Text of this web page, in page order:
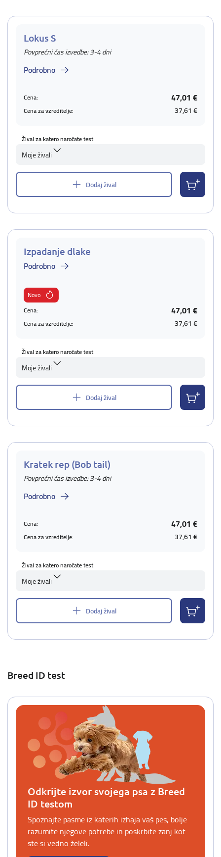
Lokus S
Povprečni čas izvedbe: 3-4 dni
Podrobno
Cena: 47,01 €
Cena za vzreditelje: 37,61 €
Žival za katero naročate test
Moje živali
Dodaj žival
Izpadanje dlake
Podrobno
Novo
Cena:
47,01 €
Cena za vzreditelje: 37,61 €
Žival za katero naročate test
Moje živali
Dodaj žival
Kratek rep (Bob tail)
Povprečni čas izvedbe: 3-4 dni
Podrobno
Cena: 47,01 €
Cena za vzreditelje: 37,61 €
Žival za katero naročate test
Moje živali
Dodaj žival
Breed ID test
Odkrijte izvor svojega psa z Breed
ID testom
Spoznajte pasme iz katerih izhaja vaš pes, bolje
razumite njegove potrebe in poskrbite zanj kot
ste si vedno želeli.